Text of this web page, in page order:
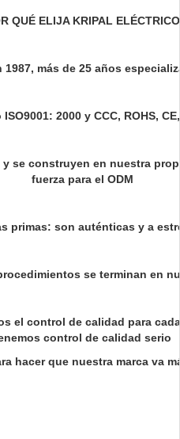
QUÉ ELIJA KRIPAL
más de 25 años
2000 y CCC, ROHS,
se construyen en nuestra
fuerza para el ODM
primas: son auténticas y a
se terminan en
el control de calidad para
control de calidad serio
hacer que nuestra marca va